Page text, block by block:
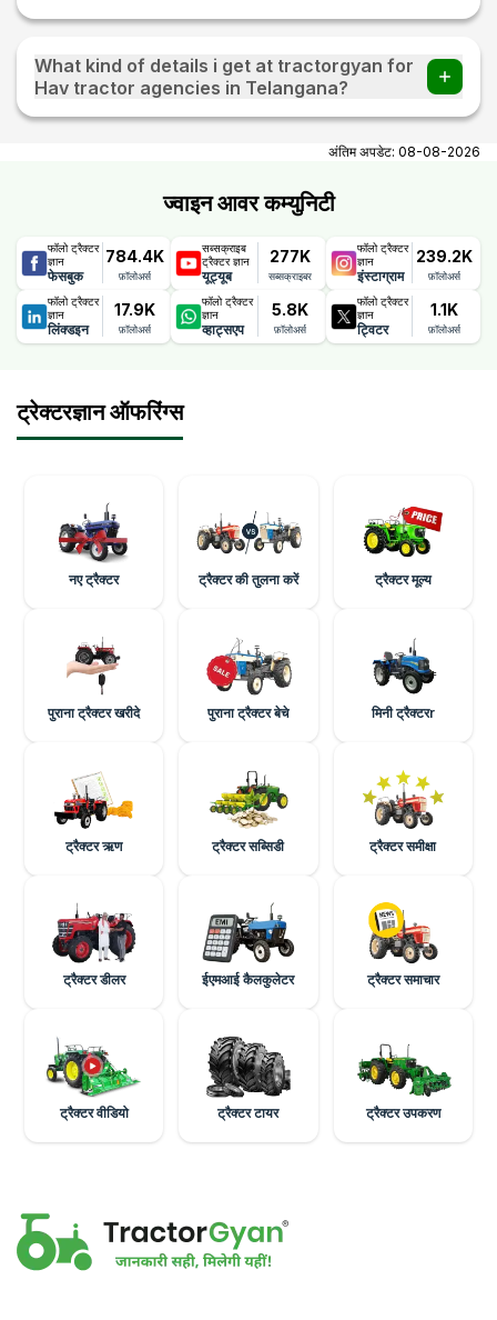
What kind of details i get at tractorgyan for
Hav tractor agencies in Telangana?
At tractorgyan get Hav tractor showrooms in Telangana
contact number, email, city, pincode, address.
अंतिम अपडेट: 08-08-2026
ज्वाइन आवर कम्युनिटी
फॉलो ट्रैक्टर
ज्ञान
फेसबुक
784.4K
फ़ॉलोअर्स
सब्सक्राइब
ट्रैक्टर ज्ञान
यूट्यूब
277K
सब्सक्राइबर
फॉलो ट्रैक्टर
ज्ञान
इंस्टाग्राम
239.2K
फ़ॉलोअर्स
फॉलो ट्रैक्टर
ज्ञान
लिंक्डइन
17.9K
फ़ॉलोअर्स
फॉलो ट्रैक्टर
ज्ञान
व्हाट्सएप
5.8K
फ़ॉलोअर्स
फॉलो ट्रैक्टर
ज्ञान
ट्विटर
1.1K
फ़ॉलोअर्स
ट्रेक्टरज्ञान ऑफरिंग्स
नए ट्रैक्टर ट्रैक्टर की तुलना करें ट्रैक्टर मूल्य
पुराना ट्रैक्टर खरीदे पुराना ट्रैक्टर बेचे मिनी ट्रैक्टरr
ट्रैक्टर ऋण ट्रैक्टर सब्सिडी ट्रैक्टर समीक्षा
ट्रैक्टर डीलर ईएमआई कैलकुलेटर ट्रैक्टर समाचार
ट्रैक्टर वीडियो ट्रैक्टर टायर ट्रैक्टर उपकरण